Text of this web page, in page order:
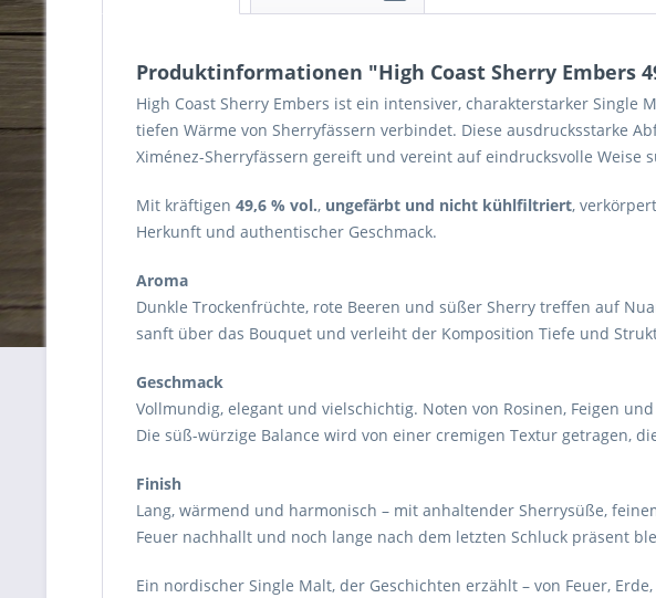
Produktinformationen "High Coast Sherry Embers
High Coast Sherry Embers ist ein intensiver, charakterstarker Single
tiefen Wärme von Sherryfässern verbindet. Diese ausdrucksstarke
Ximénez-Sherryfässern gereift und vereint auf eindrucksvolle Weise
Mit kräftigen 49,6 % vol., ungefärbt und nicht kühlfiltriert,
Herkunft und authentischer Geschmack.
Aroma
Dunkle Trockenfrüchte, rote Beeren und süßer Sherry treffen auf
sanft über das Bouquet und verleiht der Komposition Tiefe und
Geschmack
Vollmundig, elegant und vielschichtig. Noten von Rosinen, Feigen
Die süß-würzige Balance wird von einer cremigen Textur getragen,
Finish
Lang, wärmend und harmonisch – mit anhaltender Sherrysüße,
Feuer nachhallt und noch lange nach dem letzten Schluck präsent
Ein nordischer Single Malt, der Geschichten erzählt – von Feuer,